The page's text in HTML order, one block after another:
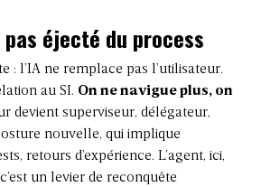
pas éjecté du process
: l’IA ne remplace pas l’utilisateur.
au SI. On ne navigue plus, on
devient superviseur, délégateur,
nouvelle, qui implique
retours d’expérience. L’agent, ici,
un levier de reconquête